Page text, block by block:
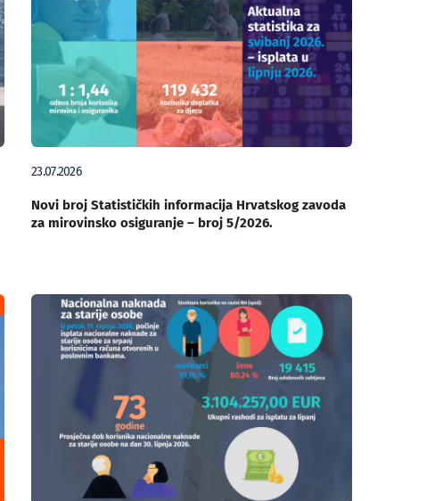
23.07.2026
Novi broj Statističkih informacija Hrvatskog zavoda
za mirovinsko osiguranje – broj 5/2026.